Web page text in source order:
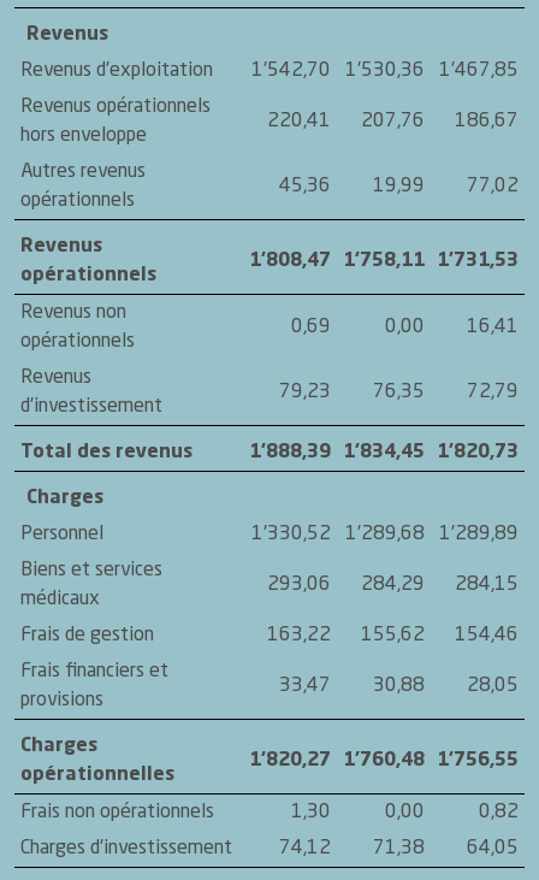
Revenus
Revenus d'exploitation
1'542,70 1'530,36
1'467,85
Revenus opérationnels
hors enveloppe
220,41 207,76 186,67
Autres revenus
opérationnels
45,36 19,99 77,02
Revenus
opérationnels
1'808,47 1'758,11 1'731,53
Revenus non
opérationnels
0,69 0,00 16,41
Revenus
d'investissement
79,23 76,35 72,79
Total des revenus 1'888,39 1'834,45 1'820,73
Charges
Personnel
1'330,52 1'289,68
1'289,89
Biens et services
médicaux
293,06 284,29 284,15
Frais de gestion 163,22 155,62
154,46
Frais financiers et
provisions
33,47 30,88 28,05
Charges
opérationnelles
1'820,27 1'760,48 1'756,55
Frais non opérationnels 1,30 0,00
0,82
Charges d'investissement
74,12 71,38 64,05